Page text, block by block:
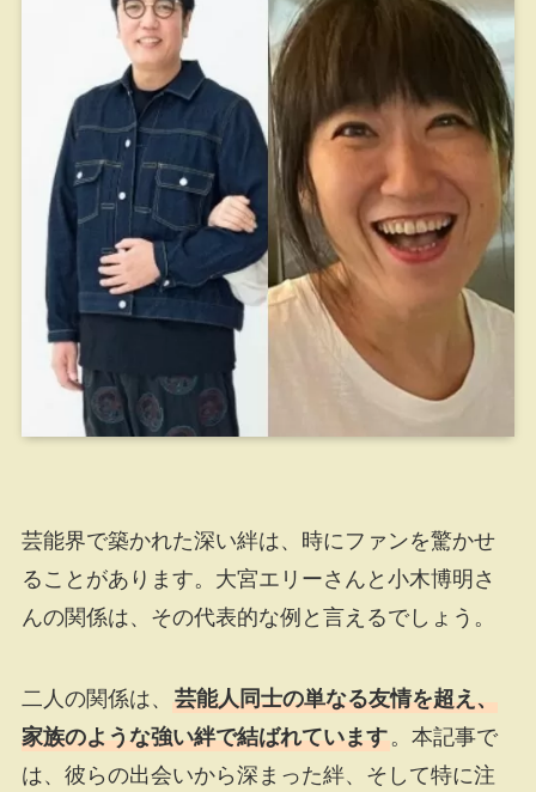
芸能界で築かれた深い絆は、時にファンを驚かせ
ることがあります。大宮エリーさんと小木博明さ
んの関係は、その代表的な例と言えるでしょう。
二人の関係は、
芸能人同士の単なる友情を超え、
家族のような強い絆で結ばれています。本記事で
は、彼らの出会いから深まった絆、そして特に注